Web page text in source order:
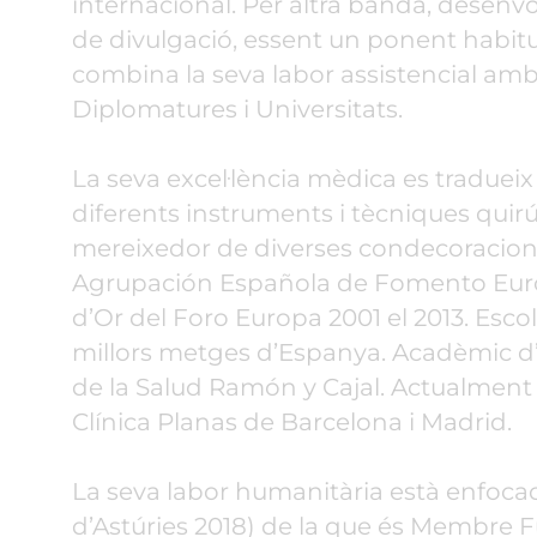
de divulgació, essent un ponent
combina la seva labor assistencial
Diplomatures i Universitats.
La seva excel·lència mèdica es
diferents instruments i tècniques
mereixedor de diverses
Agrupación Española de Fomento
d’Or del Foro Europa 2001 el 2013.
millors metges d’Espanya. Acadèmic
de la Salud Ramón y Cajal.
Clínica Planas de Barcelona i Madrid.
La seva labor humanitària està
d’Astúries 2018) de la que és Membre